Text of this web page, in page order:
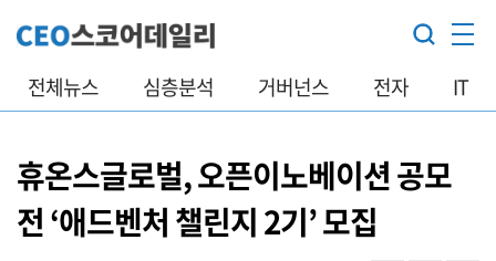
전체뉴스 심층분석 거버넌스 전자 IT
휴온스글로벌, 오픈이노베이션 공모
전 ‘애드벤처 챌린지 2기’ 모집